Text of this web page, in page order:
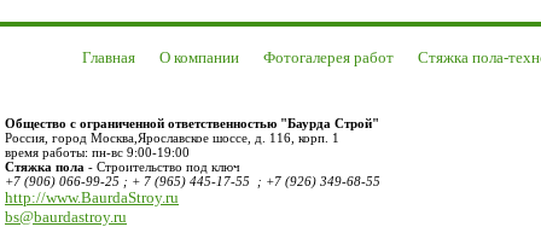
Главная О компании Фотогалерея работ Стяжка пола-
Общество с ограниченной ответственностью "Баурда Строй"
Россия город Москва Ярославское шоссе, д. 116, корп. 1
время работы: пн-вс 9:00-19:00
Стяжка пола - Строительство под ключ
+7 (906) 066-99-25 ; + 7 (965) 445-17-55 ; +7 (926) 349-68-55
http://www.BaurdaStroy.ru
bs@baurdastroy.ru